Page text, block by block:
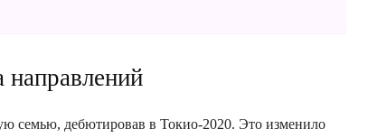
направлений
семью, дебютировав в Токио-2020. Это изменило